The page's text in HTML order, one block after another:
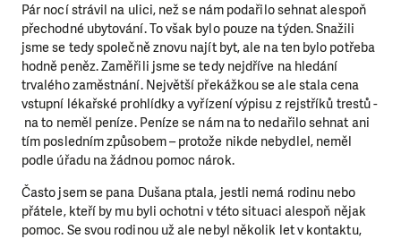
Pár nocí strávil na ulici, než se nám podařilo sehnat alespoň
přechodné ubytování. To však bylo pouze na týden. Snažili
jsme se tedy společně znovu najít byt, ale na ten bylo potřeba
hodně peněz. Zaměřili jsme se tedy nejdříve na hledání
trvalého zaměstnání. Největší překážkou se ale stala cena
vstupní lékařské prohlídky a vyřízení výpisu z rejstříků trestů -
na to neměl peníze. Peníze se nám na to nedařilo sehnat ani
tím posledním způsobem – protože nikde nebydlel, neměl
podle úřadu na žádnou pomoc nárok.
Často jsem se pana Dušana ptala, jestli nemá rodinu nebo
přátele, kteří by mu byli ochotni v této situaci alespoň nějak
pomoc. Se svou rodinou už ale nebyl několik let v kontaktu,